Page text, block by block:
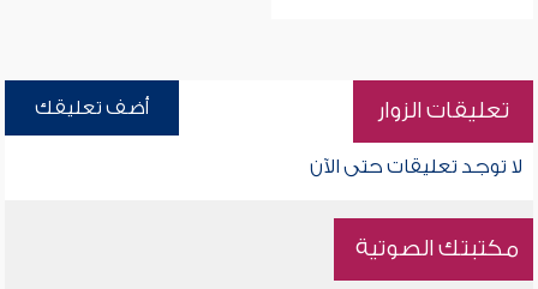
تعليقات الزوار أضف تعليقك
لا توجد تعليقات حتى الآن
مكتبتك الصوتية